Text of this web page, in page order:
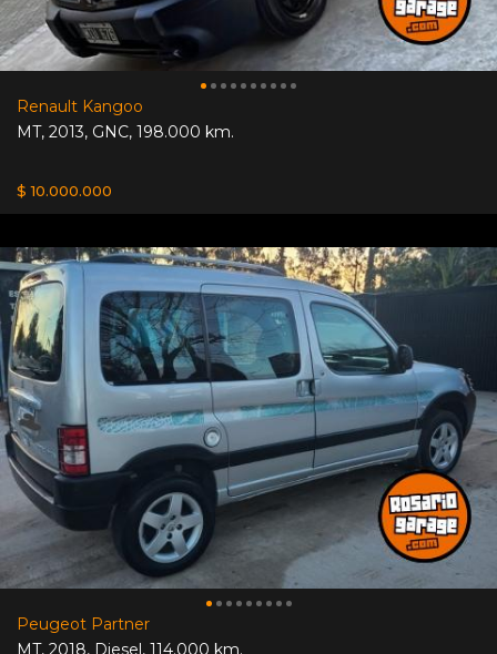
Renault Kangoo
MT, 2013, GNC, 198.000 km.
$ 10.000.000
Peugeot Partner
MT, 2018, Diesel, 114.000 km.